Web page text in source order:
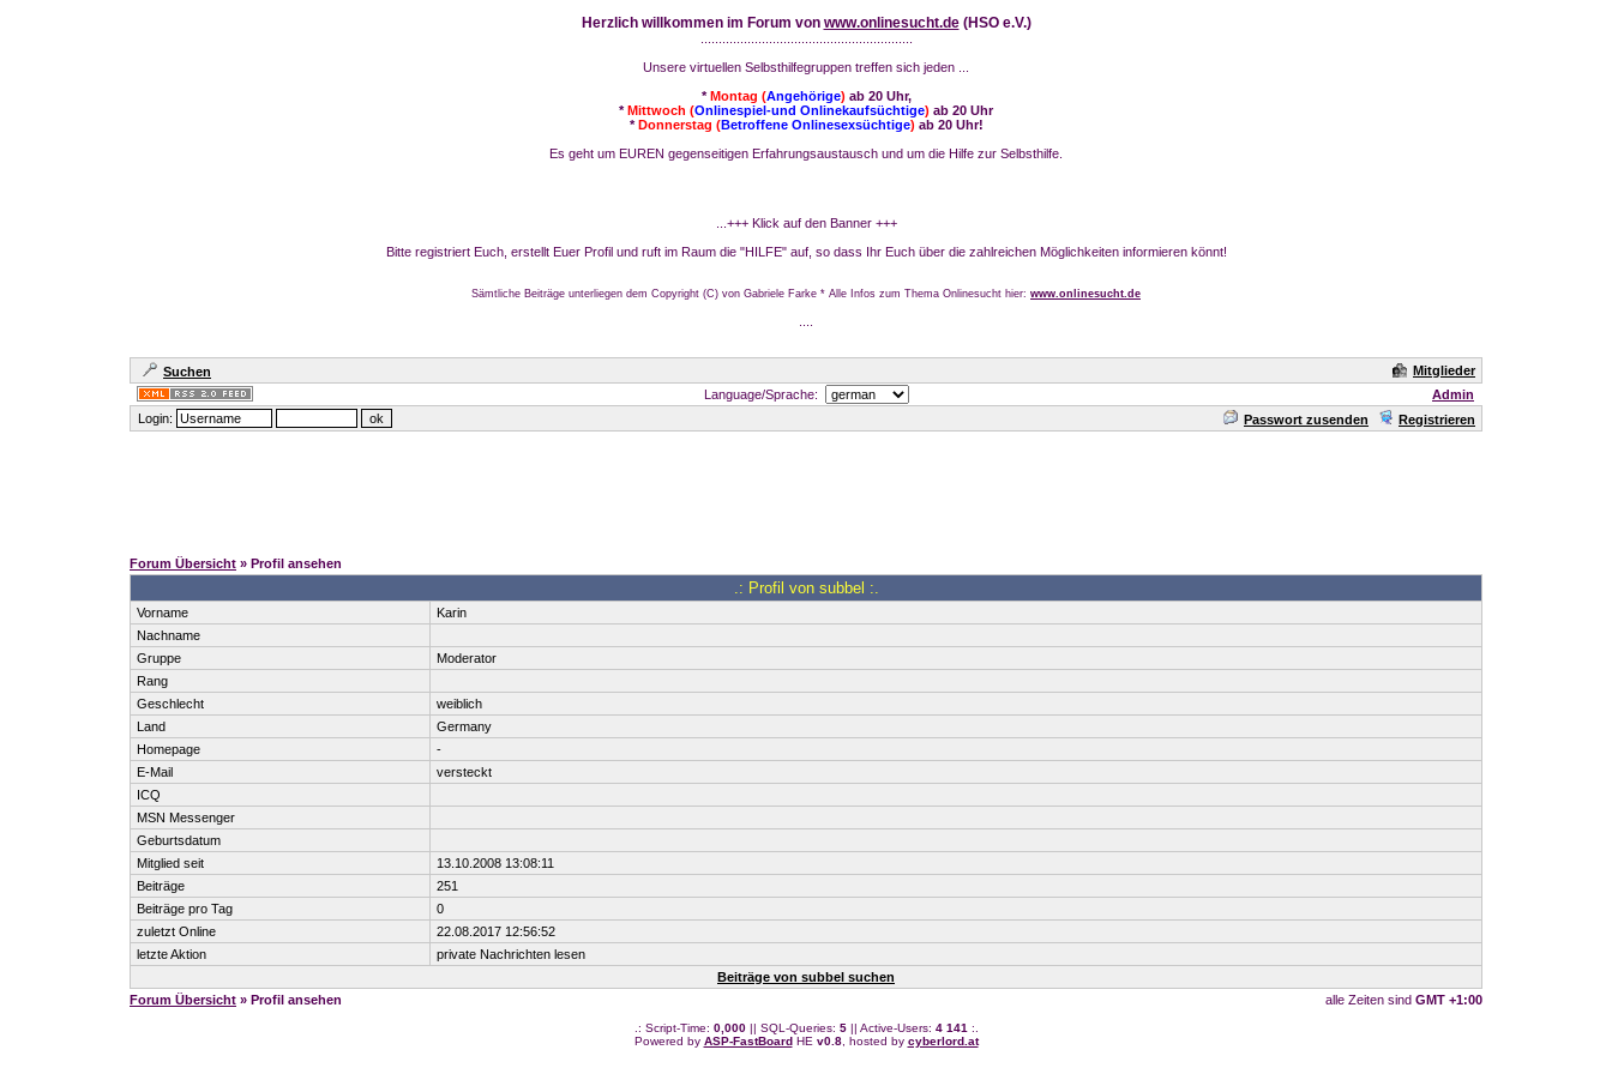
Herzlich willkommen im Forum von www.onlinesucht.de(HSO e.V.)
Unsere virtuellen Selbsthilfegruppen treffen sich jeden ...
*Montag (Angehörige) ab 20 Uhr,
*Mittwoch (Onlinespiel-und Onlinekaufsüchtige) ab 20 Uhr
*Donnerstag (Betroffene Onlinesexsüchtige) ab 20 Uhr!
Es geht um EUREN gegenseitigen Erfahrungsaustausch und um die Hilfe zur Selbsthilfe.
...+++ Klick auf den Banner +++
Bitte registriert Euch, erstellt Euer Profil und ruft im Raum die "HILFE" auf, so dass Ihr Euch über die zahlreichen Möglichkeiten informieren könnt!
Sämtliche Beiträge unterliegen dem Copyright (C) von Gabriele Farke * Alle Infos zum Thema Onlinesucht hier: www.onlinesucht.de
Suchen
Mitglieder
Language/Sprache:
Admin
Login:
Passwort zusenden Registrieren
Forum Übersicht » Profil ansehen
.: Profil von subbel :.
Vorname
Karin
Nachname
Gruppe
Moderator
Rang
Geschlecht
weiblich
Land
Germany
Homepage
-
E-Mail
versteckt
ICQ
MSN Messenger
Geburtsdatum
Mitglied seit
13.10.2008 13:08:11
Beiträge
251
Beiträge pro Tag
0
zuletzt Online
22.08.2017 12:56:52
letzte Aktion
private Nachrichten lesen
Beiträge von subbel suchen
Forum Übersicht » Profil ansehen alle Zeiten sind GMT +1:00
.: Script-Time: 0,000|| SQL-Queries: 5|| Active-Users: 4 141 :.
Powered by ASP-FastBoardHE v0.8, hosted by cyberlord.at